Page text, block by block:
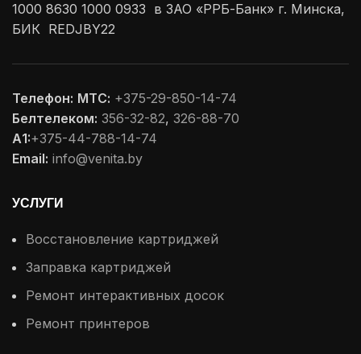
1000 8630 1000 0933 в ЗАО «РРБ-Банк» г. Минска,
БИК REDJBY22
Телефон: МТС: +375-29-850-14-74
Белтелеком: 356-32-82, 326-88-70
А1:+375-44-788-14-74
Email: info@venita.by
УСЛУГИ
Восстановление картриджей
Заправка картриджей
Ремонт интерактивных досок
Ремонт принтеров